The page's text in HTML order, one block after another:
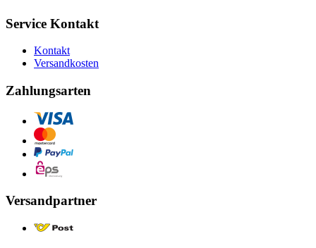
Service Kontakt
Kontakt
Versandkosten
Zahlungsarten
Versandpartner